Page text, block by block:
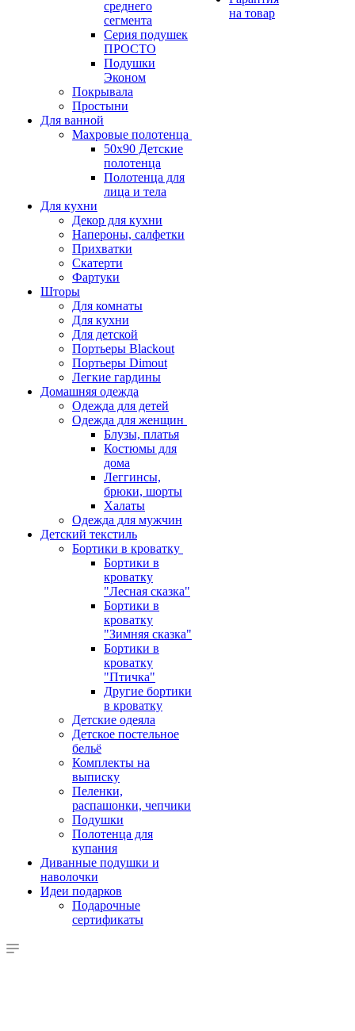
среднего
сегмента
Серия подушек
ПРОСТО
Подушки
Эконом
Покрывала
Простыни
Для ванной
Махровые полотенца
50х90 Детские
полотенца
Полотенца для
лица и тела
Для кухни
Декор для кухни
Напероны, салфетки
Прихватки
Скатерти
Фартуки
Шторы
Для комнаты
Для кухни
Для детской
Портьеры Blackout
Портьеры Dimout
Легкие гардины
Домашняя одежда
Одежда для детей
Одежда для женщин
Блузы, платья
Костюмы для
дома
Леггинсы,
брюки, шорты
Халаты
Одежда для мужчин
Детский текстиль
Бортики в кроватку
Бортики в
кроватку
"Лесная сказка"
Бортики в
кроватку
"Зимняя сказка"
Бортики в
кроватку
"Птичка"
Другие бортики
в кроватку
Детские одеяла
Детское постельное
бельё
Комплекты на
выписку
Пеленки,
распашонки, чепчики
Подушки
Полотенца для
купания
Диванные подушки и
наволочки
Идеи подарков
Подарочные
сертификаты
на товар